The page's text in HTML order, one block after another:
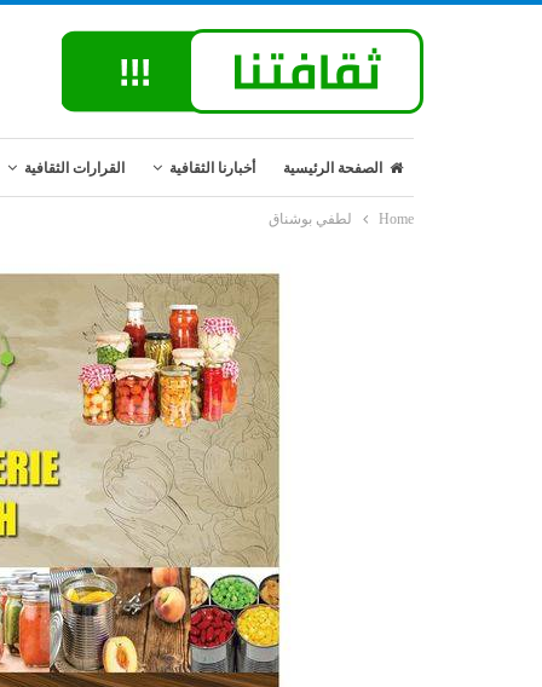
الصفحة الرئيسية أخبارنا الثقافية القرارات الثقافية
Home لطفي بوشناق